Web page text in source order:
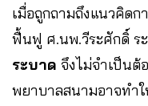
เมื่อถูกถามถึงแนวคิดก
ฟื้นฟู ศ.นพ.วีระศักดิ์ ร
ระบาด จึงไม่จำเป็นต้
พยาบาลสนามอาจทำ